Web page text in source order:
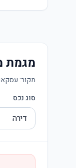
מגמת
מקור:
סוג נכס